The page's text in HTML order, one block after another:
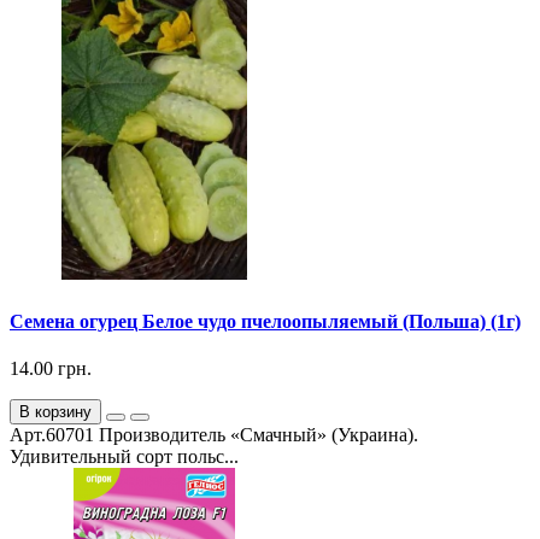
Семена огурец Белое чудо пчелоопыляемый (Польша) (1г)
14.00 грн.
В корзину
Арт.60701 Производитель «Смачный» (Украина).
Удивительный сорт польс...